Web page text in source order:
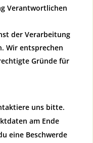
Verantwortlichen
der Verarbeitung
Wir entsprechen
Gründe für
uns bitte.
am Ende
eine Beschwerde